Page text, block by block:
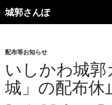
コ
ン
ツ
へ
ス
キ
城郭さんぽ
検
索
配布等お知らせ
いしかわ城
城」の配布休